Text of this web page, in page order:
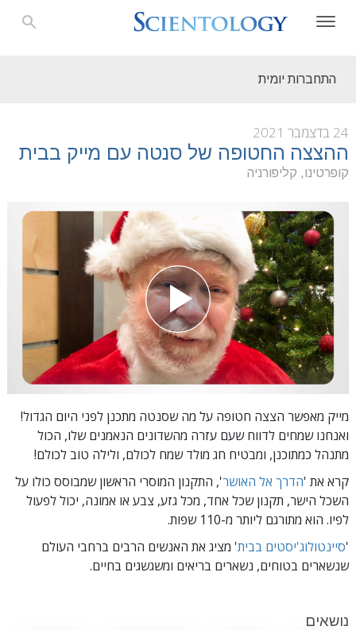
התחברות יומית
24 בדצמבר 2021
ההצצה החטופה של סנטה עם מייק בבית
קופרטינו, קליפורניה
מייק מאפשר הצצה חטופה על מה שסנטה מתכנן לפני היום הגדול!
ואנחנו שמחים לדווח שעם עזרה מהשדונים הנאמנים שלו, הכול
מתנהל כמתוכנן, ומבטיח חג מולד שמח לכולם, ולילה טוב לכולם!
קרא את 'הדרך אל האושר', התקנון המוסרי הראשון שמבוסס כולו על
השכל הישר, תקנון שכל אחד, מכל גזע, צבע או אמונה, יכול לפעול
לפיו. הוא מתורגם ליותר מ-110 שפות.
'סיינטולוג'יסטים בבית' מציג את האנשים הרבים ברחבי העולם
שנשארים בטוחים, נשארים בריאים ומשגשגים בחיים.
נושאים